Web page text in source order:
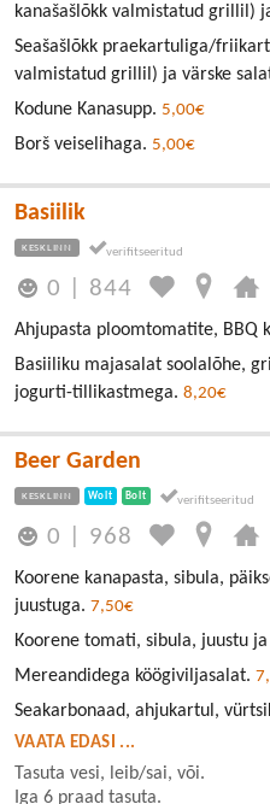
kanašašlõkk valmistatud grillil)
Seašašlõkk praekartuliga/
valmistatud grillil) ja värske
Kodune Kanasupp. 5,00€
Borš veiselihaga. 5,00€
Basiilik
KESKLINN
0 844
Ahjupasta ploomtomatite, BBQ
Basiiliku majasalat soolalõhe,
jogurti-tillikastmega. 8,20€
Beer Garden
KESKLINN Wolt Bolt
0 968
Koorene kanapasta, sibula,
juustuga. 7,50€
Koorene tomati, sibula, juustu
Mereandidega köögiviljasalat.
Seakarbonaad, ahjukartul,
VAATA EDASI ...
Tasuta vesi, leib/sai, või.
Iga 6 praad tasuta.